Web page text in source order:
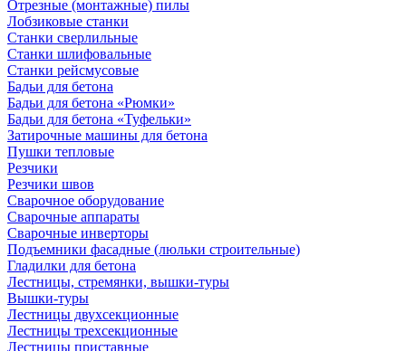
Отрезные (монтажные) пилы
Лобзиковые станки
Станки сверлильные
Станки шлифовальные
Станки рейсмусовые
Бадьи для бетона
Бадьи для бетона «Рюмки»
Бадьи для бетона «Туфельки»
Затирочные машины для бетона
Пушки тепловые
Резчики
Резчики швов
Сварочное оборудование
Сварочные аппараты
Сварочные инверторы
Подъемники фасадные (люльки строительные)
Гладилки для бетона
Лестницы, стремянки, вышки-туры
Вышки-туры
Лестницы двухсекционные
Лестницы трехсекционные
Лестницы приставные